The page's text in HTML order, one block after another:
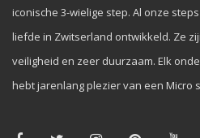
iconische 3-wielige step. Al onze
liefde in Zwitserland ontwikkeld. Ze
veiligheid en zeer duurzaam. Elk
hebt jarenlang plezier van een Micro